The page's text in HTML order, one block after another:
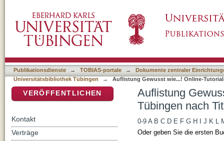
Publikationsdienste → TOBIAS-portale →
Dokumente zentraler
Universitätsbibliothek Tübingen
→ Auflistung Gewusst wie...! Online-
Auflistung
Tübingen nach
0-9 A B C D E F G H J K L
Oder geben Sie die ersten
VERÖFFENTLICHEN
Kontakt
Verträge